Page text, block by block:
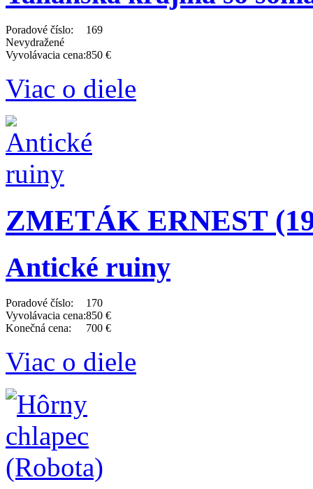
Poradové číslo:
169
Nevydražené
Vyvolávacia cena:850 €
Viac o diele
ZMETÁK ERNEST
Antické ruiny
Poradové číslo:
170
Vyvolávacia cena:850 €
Konečná cena:
700 €
Viac o diele